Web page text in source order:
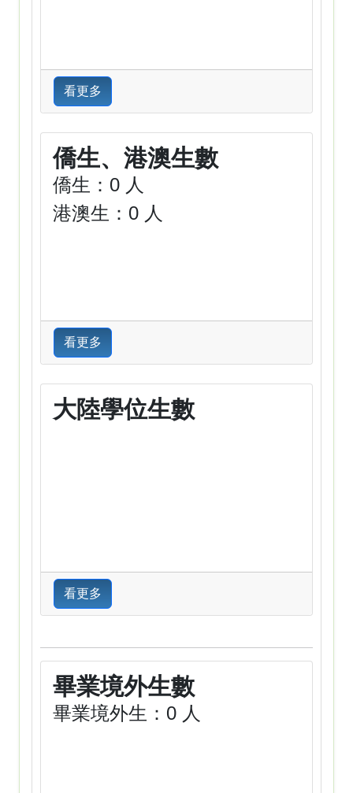
看更多
僑生、港澳生數
僑生：0 人
港澳生：0 人
看更多
大陸學位生數
看更多
畢業境外生數
畢業境外生：0 人